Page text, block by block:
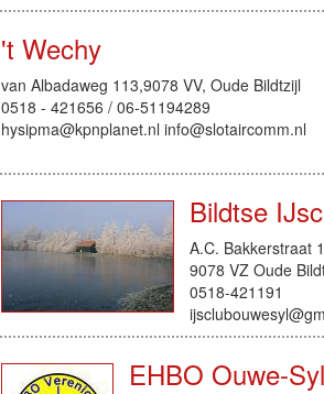
't Wechy
van Albadaweg 113,9078 VV, Oude Bildtzijl
0518 - 421656 / 06-51194289
hysipma@kpnplanet.nl info@slotaircomm.nl
Bildtse
A.C. Bakkerstraat
9078 VZ Oude
0518-421191
EHBO Ouwe-Syl